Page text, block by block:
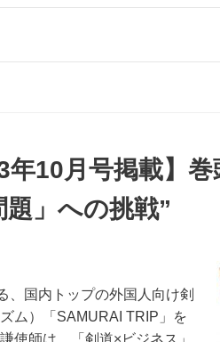
年10月号掲載】
題」への挑戦”
、国内トップの外国人向け剣
ム）「SAMURAI TRIP」を